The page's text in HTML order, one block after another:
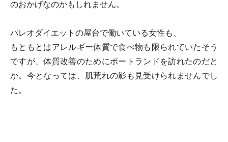
のおかげなのかもしれません。
パレオダイエットの屋台で働いている女性も、
もともとはアレルギー体質で食べ物も限られていたそう
ですが、体質改善のためにポートランドを訪れたのだと
か。今となっては、肌荒れの影も見受けられませんでし
た。